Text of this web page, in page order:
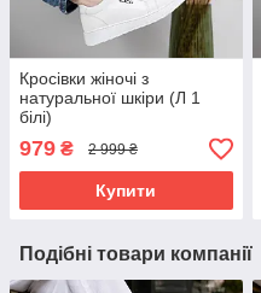
Кросівки жіночі з
натуральної шкіри (Л 1
білі)
979 ₴ 2 999 ₴
Купити
Подібні товари компанії